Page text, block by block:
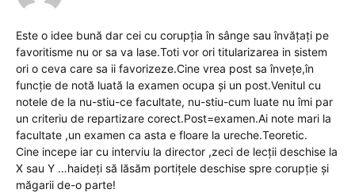
Este o idee bună dar cei cu corupția în sânge sau învățați pe
favoritisme nu or sa va lase.Toti vor ori titularizarea in sistem
ori o ceva care sa ii favorizeze.Cine vrea post sa învețe,în
funcție de notă luată la examen ocupa și un post.Venitul cu
notele de la nu-stiu-ce facultate, nu-stiu-cum luate nu îmi par
un criteriu de repartizare corect.Post=examen.Ai note mari la
facultate ,un examen ca asta e floare la ureche.Teoretic.
Cine incepe iar cu interviu la director ,zeci de lecții deschise la
X sau Y …haideți să lăsăm portițele deschise spre corupție și
măgarii de-o parte!